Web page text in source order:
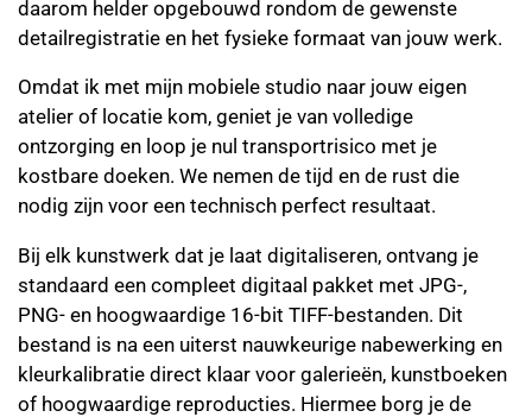
daarom helder opgebouwd rondom de gewenste
detailregistratie en het fysieke formaat van jouw werk.
Omdat ik met mijn mobiele studio naar jouw eigen
atelier of locatie kom, geniet je van volledige
ontzorging en loop je nul transportrisico met je
kostbare doeken. We nemen de tijd en de rust die
nodig zijn voor een technisch perfect resultaat.
Bij elk kunstwerk dat je laat digitaliseren, ontvang je
standaard een compleet digitaal pakket met JPG-,
PNG- en hoogwaardige 16-bit TIFF-bestanden. Dit
bestand is na een uiterst nauwkeurige nabewerking en
kleurkalibratie direct klaar voor galerieën, kunstboeken
of hoogwaardige reproducties. Hiermee borg je de